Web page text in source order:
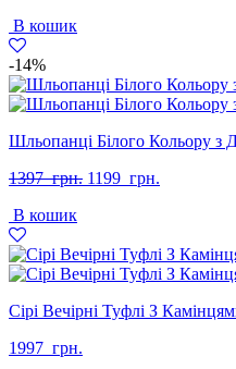
В кошик
-14%
Шльопанці Білого Кольору з
1397 грн. Оригінальна
1199 грн.
В кошик
Сірі Вечірні Туфлі З
1997 грн.